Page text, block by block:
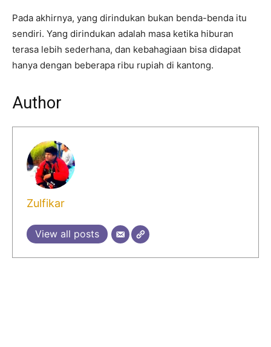
Pada akhirnya, yang dirindukan bukan benda-benda itu
sendiri. Yang dirindukan adalah masa ketika hiburan
terasa lebih sederhana, dan kebahagiaan bisa didapat
hanya dengan beberapa ribu rupiah di kantong.
Author
Zulfikar
View all posts